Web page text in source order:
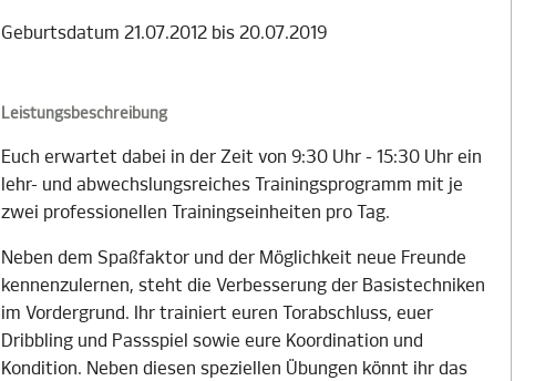
Geburtsdatum 21.07.2012 bis 20.07.2019
Leistungsbeschreibung
Euch erwartet dabei in der Zeit von 9:30 Uhr - 15:30 Uhr ein
lehr- und abwechslungsreiches Trainingsprogramm mit je
zwei professionellen Trainingseinheiten pro Tag.
Neben dem Spaßfaktor und der Möglichkeit neue Freunde
kennenzulernen, steht die Verbesserung der Basistechniken
im Vordergrund. Ihr trainiert euren Torabschluss, euer
Dribbling und Passspiel sowie eure Koordination und
Kondition. Neben diesen speziellen Übungen könnt ihr das